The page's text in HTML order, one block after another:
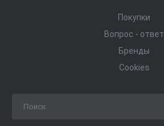
Покупки
Вопрос - ответ
Бренды
Cookies